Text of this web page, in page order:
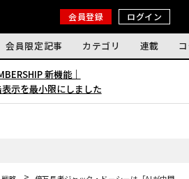
会員登録 ログイン
会員限定記事 カテゴリ 連載
新機能｜
示を最小限にしました